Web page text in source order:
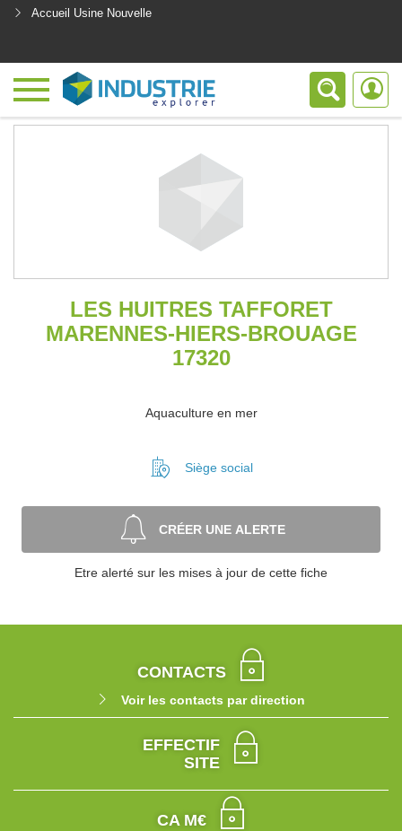
Accueil Usine Nouvelle
LES HUITRES TAFFORET
MARENNES-HIERS-BROUAGE
17320
Aquaculture en mer
Siège social
CRÉER UNE ALERTE
Etre alerté sur les mises à jour de cette fiche
CONTACTS
Voir les contacts par direction
EFFECTIF
SITE
CA M€